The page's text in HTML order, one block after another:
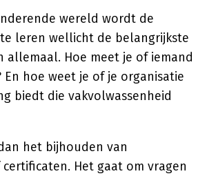
wereld wordt de
leren wellicht de belangrijkste
allemaal. Hoe meet je of iemand
hoe weet je of je organisatie
biedt die vakvolwassenheid
het bijhouden van
Het gaat om vragen